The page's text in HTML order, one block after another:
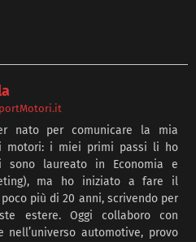
nato per comunicare la mia
motori: i miei primi passi li ho
laureato in Economia e
ma ho iniziato a fare il
più di 20 anni, scrivendo per
estere. Oggi collaboro con
nell’universo automotive, provo